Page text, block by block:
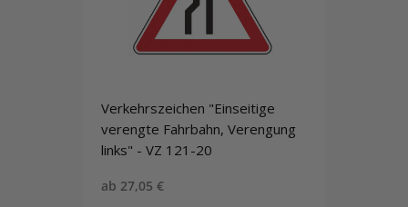
Verkehrszeichen "Einseitige
verengte Fahrbahn, Verengung
links" - VZ 121-20
Sonderpreis
ab 27,05 €